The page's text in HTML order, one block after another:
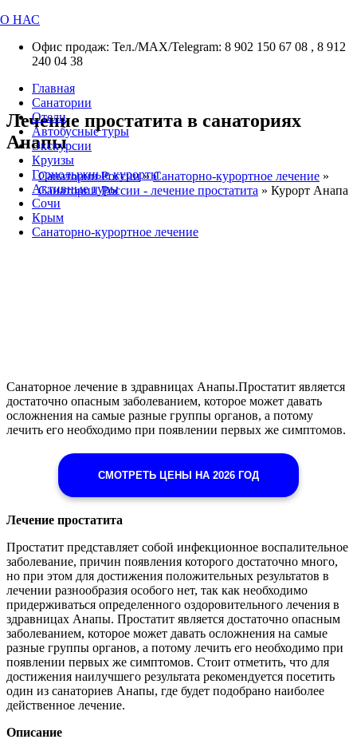
О НАС
Офис продаж: Тел./МАХ/Telegram: 8 902 150 67 08 , 8 912
240 04 38
Главная
Санатории
Отели
Автобусные туры
Экскурсии
Круизы
Горнолыжные курорты
Активные туры
Сочи
Крым
Санаторно-курортное лечение
Лечение простатита в санаториях
Анапы
Санатории России»Санаторно-курортное лечение »
Санатории России - лечение простатита » Курорт Анапа
Санаторное лечение в здравницах Анапы.Простатит является
достаточно опасным заболеванием, которое может давать
осложнения на самые разные группы органов, а потому
лечить его необходимо при появлении первых же симптомов.
СМОТРЕТЬ ЦЕНЫ НА 2026 ГОД
Лечение простатита
Простатит представляет собой инфекционное воспалительное
заболевание, причин появления которого достаточно много,
но при этом для достижения положительных результатов в
лечении разнообразия особого нет, так как необходимо
придерживаться определенного оздоровительного лечения в
здравницах Анапы. Простатит является достаточно опасным
заболеванием, которое может давать осложнения на самые
разные группы органов, а потому лечить его необходимо при
появлении первых же симптомов. Стоит отметить, что для
достижения наилучшего результата рекомендуется посетить
один из санаториев Анапы, где будет подобрано наиболее
действенное лечение.
Описание